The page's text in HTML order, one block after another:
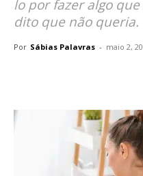
lo por fazer algo
dito que não queria.
Por Sábias Palavras - maio 2,